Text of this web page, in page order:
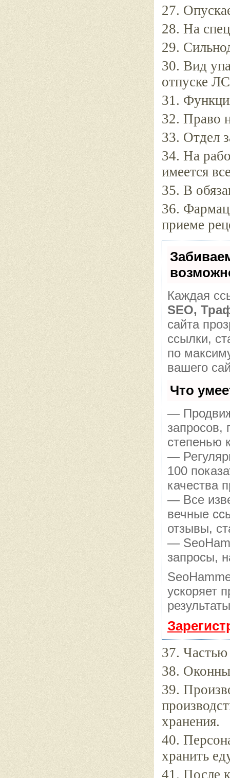
27.
28. На
29.
30. Вид
отпуске
31.
32. Право
33. Отдел
34. На
имеется
35. В
36.
приеме
Каждая
SEO,
сайта
ссылки,
по
вашего
Что
—
запросов,
степенью
—
100
качества
— Все
вечные
отзывы,
—
запросы,
ускоряет
37. Частью
38.
39.
хранения.
40.
хранить
41. После